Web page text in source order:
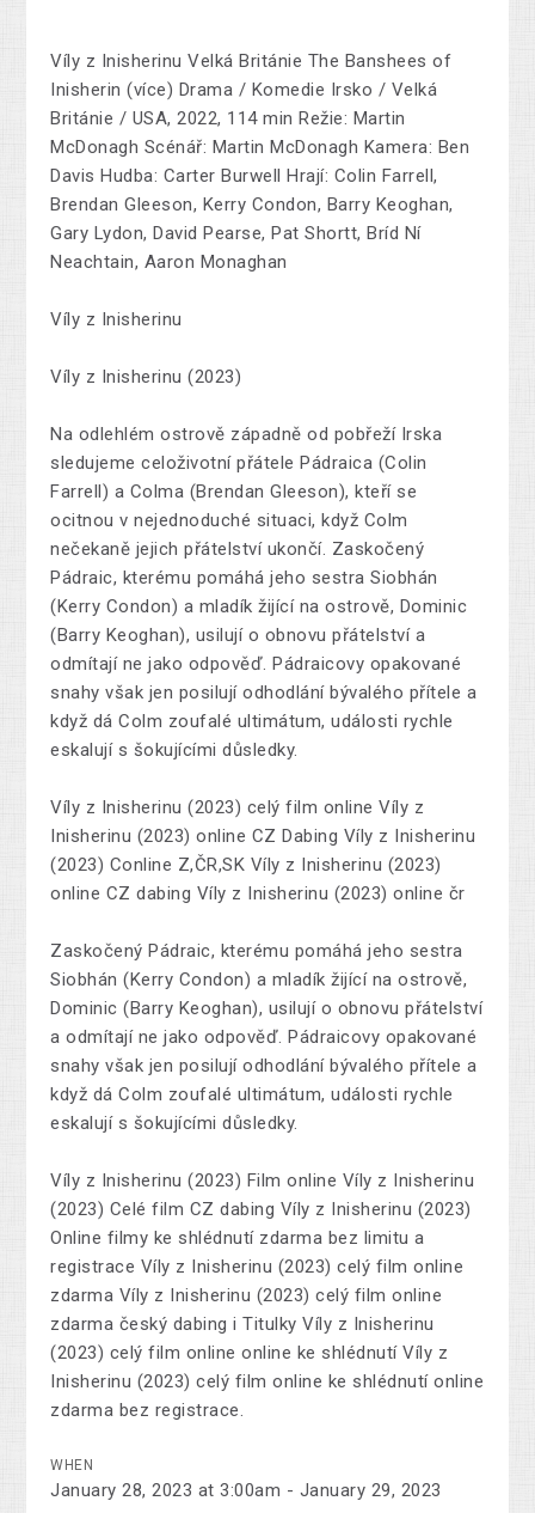
Víly z Inisherinu Velká Británie The Banshees of
Inisherin (více) Drama / Komedie Irsko / Velká
Británie / USA, 2022, 114 min Režie: Martin
McDonagh Scénář: Martin McDonagh Kamera: Ben
Davis Hudba: Carter Burwell Hrají: Colin Farrell,
Brendan Gleeson, Kerry Condon, Barry Keoghan,
Gary Lydon, David Pearse, Pat Shortt, Bríd Ní
Neachtain, Aaron Monaghan
Víly z Inisherinu
Víly z Inisherinu (2023)
Na odlehlém ostrově západně od pobřeží Irska
sledujeme celoživotní přátele Pádraica (Colin
Farrell) a Colma (Brendan Gleeson), kteří se
ocitnou v nejednoduché situaci, když Colm
nečekaně jejich přátelství ukončí. Zaskočený
Pádraic, kterému pomáhá jeho sestra Siobhán
(Kerry Condon) a mladík žijící na ostrově, Dominic
(Barry Keoghan), usilují o obnovu přátelství a
odmítají ne jako odpověď. Pádraicovy opakované
snahy však jen posilují odhodlání bývalého přítele a
když dá Colm zoufalé ultimátum, události rychle
eskalují s šokujícími důsledky.
Víly z Inisherinu (2023) celý film online Víly z
Inisherinu (2023) online CZ Dabing Víly z Inisherinu
(2023) Conline Z,ČR,SK Víly z Inisherinu (2023)
online CZ dabing Víly z Inisherinu (2023) online čr
Zaskočený Pádraic, kterému pomáhá jeho sestra
Siobhán (Kerry Condon) a mladík žijící na ostrově,
Dominic (Barry Keoghan), usilují o obnovu přátelství
a odmítají ne jako odpověď. Pádraicovy opakované
snahy však jen posilují odhodlání bývalého přítele a
když dá Colm zoufalé ultimátum, události rychle
eskalují s šokujícími důsledky.
Víly z Inisherinu (2023) Film online Víly z Inisherinu
(2023) Celé film CZ dabing Víly z Inisherinu (2023)
Online filmy ke shlédnutí zdarma bez limitu a
registrace Víly z Inisherinu (2023) celý film online
zdarma Víly z Inisherinu (2023) celý film online
zdarma český dabing i Titulky Víly z Inisherinu
(2023) celý film online online ke shlédnutí Víly z
Inisherinu (2023) celý film online ke shlédnutí online
zdarma bez registrace.
WHEN
January 28, 2023 at 3:00am - January 29, 2023